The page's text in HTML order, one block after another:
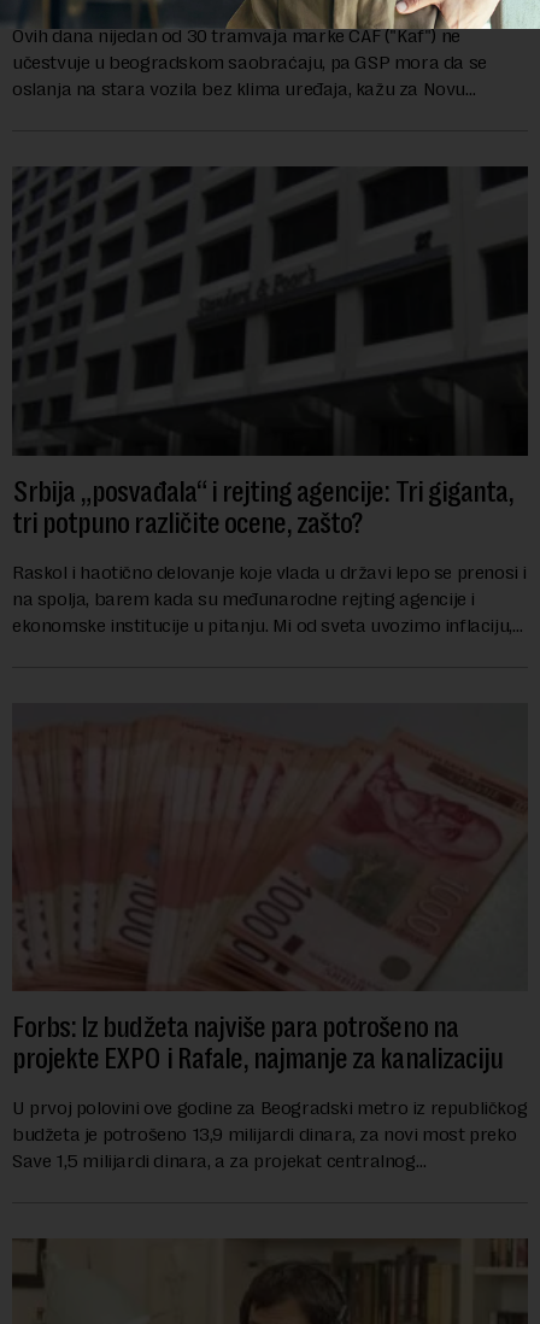
Ovih dana nijedan od 30 tramvaja marke CAF ("Kaf") ne
učestvuje u beogradskom saobraćaju, pa GSP mora da se
oslanja na stara vozila bez klima uređaja, kažu za Novu
Srbija „posvađala“ i rejting agencije: Tri giganta,
tri potpuno različite ocene, zašto?
Raskol i haotično delovanje koje vlada u državi lepo se prenosi i
na spolja, barem kada su međunarodne rejting agencije i
ekonomske institucije u pitanju. Mi od sveta uvozimo inflaciju,
Forbs: Iz budžeta najviše para potrošeno na
projekte EXPO i Rafale, najmanje za kanalizaciju
U prvoj polovini ove godine za Beogradski metro iz republičkog
budžeta je potrošeno 13,9 milijardi dinara, za novi most preko
Save 1,5 milijardi dinara, a za projekat centralnog